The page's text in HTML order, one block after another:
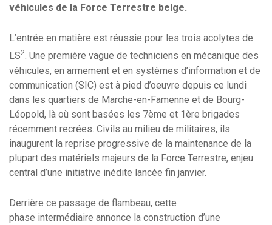
véhicules de la Force Terrestre belge.
L’entrée en matière est réussie pour les trois acolytes de
LS2. Une première vague de techniciens en mécanique des
véhicules, en armement et en systèmes d’information et de
communication (SIC) est à pied d’oeuvre depuis ce lundi
dans les quartiers de Marche-en-Famenne et de Bourg-
Léopold, là où sont basées les 7ème et 1ère brigades
récemment recrées. Civils au milieu de militaires, ils
inaugurent la reprise progressive de la maintenance de la
plupart des matériels majeurs de la Force Terrestre, enjeu
central d’une initiative inédite lancée fin janvier.
Derrière ce passage de flambeau, cette
phase intermédiaire annonce la construction d’une